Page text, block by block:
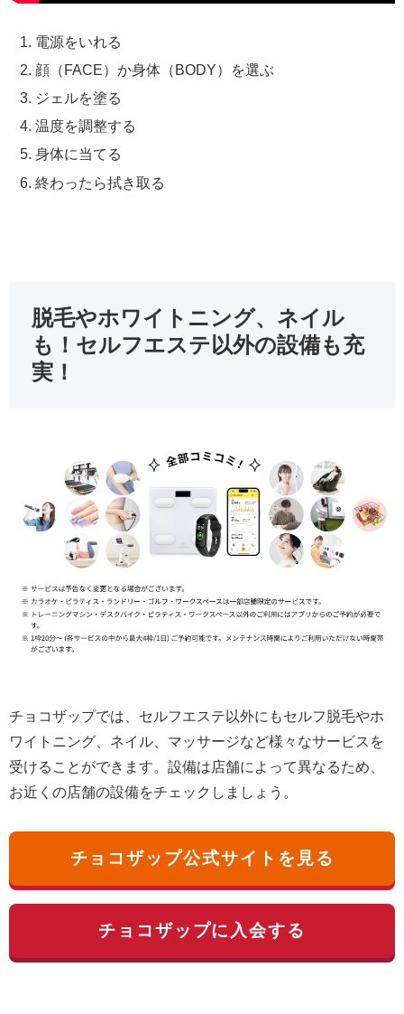
電源をいれる
顔（FACE）か身体（BODY）を選ぶ
ジェルを塗る
温度を調整する
身体に当てる
終わったら拭き取る
脱毛やホワイトニング、ネイル
も！セルフエステ以外の設備も充
実！
チョコザップでは、セルフエステ以外にもセルフ脱毛やホ
ワイトニング、ネイル、マッサージなど様々なサービスを
受けることができます。設備は店舗によって異なるため、
お近くの店舗の設備をチェックしましょう。
チョコザップ公式サイトを見る
チョコザップに入会する